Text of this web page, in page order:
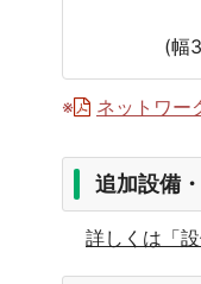
(幅
※ ネットワー
追加設備
詳しくは「